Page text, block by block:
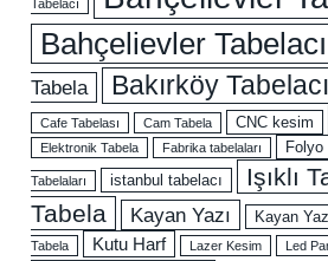
Tabelacı
Bahçelievler Tabelacı
Tabela
Bakırköy Tabelacı
Cafe Tabelası Cam Tabela CNC kesim
Elektronik Tabela Fabrika tabelaları Folyo
Tabelaları istanbul tabelacı Işıklı
Tabela
Kayan Yazı Kayan
Tabela
Kutu Harf Lazer Kesim Led